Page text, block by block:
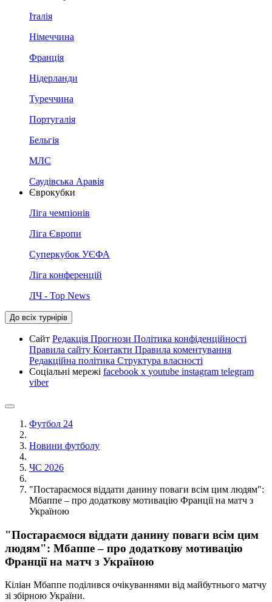
Італія
Німеччина
Франція
Нідерланди
Туреччина
Португалія
Бельгія
МЛС
Саудівська Аравія
Єврокубки
Ліга чемпіонів
Ліга Європи
Суперкубок УЄФА
Ліга конференцій
ЛЧ - Top News
До всіх турнірів
Сайт Редакція Прогнози Політика конфіденційності
Правила сайту Контакти Правила коментування
Редакційна політика Структура власності
Соціальні мережі facebook x youtube instagram telegram
viber
Футбол 24
Новини футболу
ЧС 2026
"Постараємося віддати данину поваги всім цим людям":
Мбаппе – про додаткову мотивацію Франції на матч з
Україною
"Постараємося віддати данину поваги всім цим
людям": Мбаппе – про додаткову мотивацію
Франції на матч з Україною
Кіліан Мбаппе поділився очікуваннями від майбутнього матчу
зі збірною України.